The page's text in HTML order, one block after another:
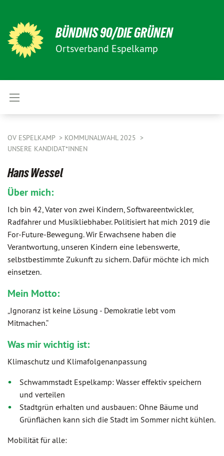
BÜNDNIS 90/DIE GRÜNEN
Ortsverband Espelkamp
OV ESPELKAMP
KOMMUNALWAHL 2025
UNSERE KANDIDAT*INNEN
Hans Wessel
Über mich:
Ich bin 42, Vater von zwei Kindern, Softwareentwickler,
Radfahrer und Musikliebhaber. Politisiert hat mich 2019 die
For-Future-Bewegung. Wir Erwachsene haben die
Verantwortung, unseren Kindern eine lebenswerte,
selbstbestimmte Zukunft zu sichern. Dafür möchte ich mich
einsetzen.
Mein Motto:
„Ignoranz ist keine Lösung - Demokratie lebt vom
Mitmachen.“
Was mir wichtig ist:
Klimaschutz und Klimafolgenanpassung
Schwammstadt Espelkamp: Wasser effektiv speichern
und verteilen
Stadtgrün erhalten und ausbauen: Ohne Bäume und
Grünflächen kann sich die Stadt im Sommer nicht kühlen.
Mobilität für alle: